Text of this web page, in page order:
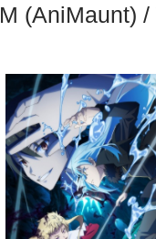
(AniMaunt) /